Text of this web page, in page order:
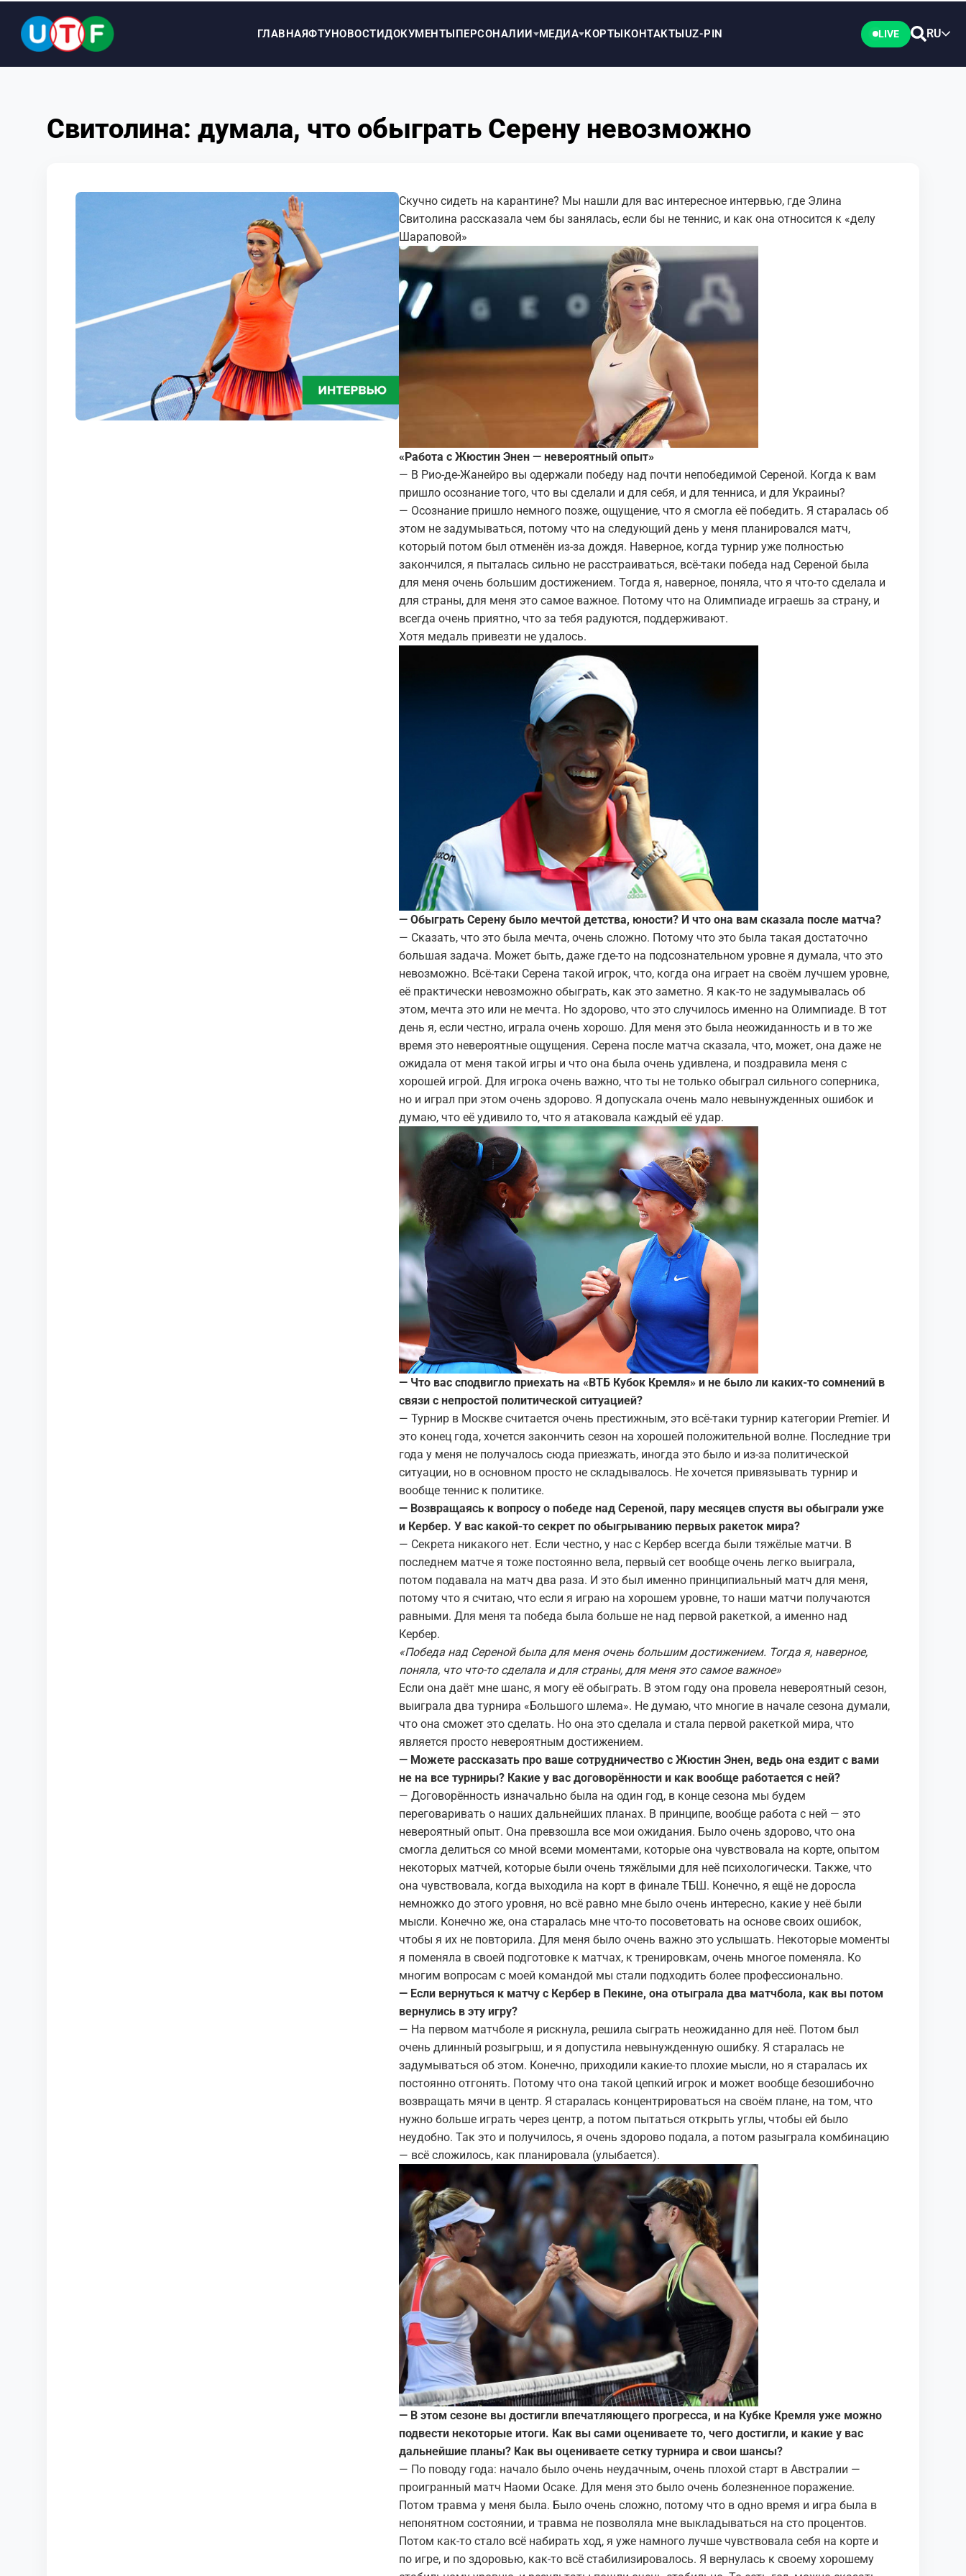
ГЛАВНАЯФТУНОВОСТИДОКУМЕНТЫПЕРСОНАЛИИ МЕДИА КОРТЫКОНТАКТЫUZ-PIN LIVE RU
НОВОСТИ
КОНТАКТЫ
Свитолина: думала, что обыграть Серену невозможно
Скучно сидеть на карантине? Мы нашли для вас интересное интервью, где Элина
Свитолина рассказала чем бы занялась, если бы не теннис, и как она относится к «делу
Шараповой»
«Работа с Жюстин Энен — невероятный опыт»
— В Рио-де-Жанейро вы одержали победу над почти непобедимой Сереной. Когда к вам
пришло осознание того, что вы сделали и для себя, и для тенниса, и для Украины?
— Осознание пришло немного позже, ощущение, что я смогла её победить. Я старалась об
этом не задумываться, потому что на следующий день у меня планировался матч,
который потом был отменён из-за дождя. Наверное, когда турнир уже полностью
закончился, я пыталась сильно не расстраиваться, всё-таки победа над Сереной была
для меня очень большим достижением. Тогда я, наверное, поняла, что я что-то сделала и
для страны, для меня это самое важное. Потому что на Олимпиаде играешь за страну, и
всегда очень приятно, что за тебя радуются, поддерживают.
Хотя медаль привезти не удалось.
— Обыграть Серену было мечтой детства, юности? И что она вам сказала после матча?
— Сказать, что это была мечта, очень сложно. Потому что это была такая достаточно
большая задача. Может быть, даже где-то на подсознательном уровне я думала, что это
невозможно. Всё-таки Серена такой игрок, что, когда она играет на своём лучшем уровне,
её практически невозможно обыграть, как это заметно. Я как-то не задумывалась об
этом, мечта это или не мечта. Но здорово, что это случилось именно на Олимпиаде. В тот
день я, если честно, играла очень хорошо. Для меня это была неожиданность и в то же
время это невероятные ощущения. Серена после матча сказала, что, может, она даже не
ожидала от меня такой игры и что она была очень удивлена, и поздравила меня с
хорошей игрой. Для игрока очень важно, что ты не только обыграл сильного соперника,
но и играл при этом очень здорово. Я допускала очень мало невынужденных ошибок и
думаю, что её удивило то, что я атаковала каждый её удар.
— Что вас сподвигло приехать на «ВТБ Кубок Кремля» и не было ли каких-то сомнений в
связи с непростой политической ситуацией?
— Турнир в Москве считается очень престижным, это всё-таки турнир категории Premier. И
это конец года, хочется закончить сезон на хорошей положительной волне. Последние три
года у меня не получалось сюда приезжать, иногда это было и из-за политической
ситуации, но в основном просто не складывалось. Не хочется привязывать турнир и
вообще теннис к политике.
— Возвращаясь к вопросу о победе над Сереной, пару месяцев спустя вы обыграли уже
и Кербер. У вас какой-то секрет по обыгрыванию первых ракеток мира?
— Секрета никакого нет. Если честно, у нас с Кербер всегда были тяжёлые матчи. В
последнем матче я тоже постоянно вела, первый сет вообще очень легко выиграла,
потом подавала на матч два раза. И это был именно принципиальный матч для меня,
потому что я считаю, что если я играю на хорошем уровне, то наши матчи получаются
равными. Для меня та победа была больше не над первой ракеткой, а именно над
Кербер.
«Победа над Сереной была для меня очень большим достижением. Тогда я, наверное,
поняла, что что-то сделала и для страны, для меня это самое важное»
Если она даёт мне шанс, я могу её обыграть. В этом году она провела невероятный сезон,
выиграла два турнира «Большого шлема». Не думаю, что многие в начале сезона думали,
что она сможет это сделать. Но она это сделала и стала первой ракеткой мира, что
является просто невероятным достижением.
— Можете рассказать про ваше сотрудничество с Жюстин Энен, ведь она ездит с вами
не на все турниры? Какие у вас договорённости и как вообще работается с ней?
— Договорённость изначально была на один год, в конце сезона мы будем
переговаривать о наших дальнейших планах. В принципе, вообще работа с ней — это
невероятный опыт. Она превзошла все мои ожидания. Было очень здорово, что она
смогла делиться со мной всеми моментами, которые она чувствовала на корте, опытом
некоторых матчей, которые были очень тяжёлыми для неё психологически. Также, что
она чувствовала, когда выходила на корт в финале ТБШ. Конечно, я ещё не доросла
немножко до этого уровня, но всё равно мне было очень интересно, какие у неё были
мысли. Конечно же, она старалась мне что-то посоветовать на основе своих ошибок,
чтобы я их не повторила. Для меня было очень важно это услышать. Некоторые моменты
я поменяла в своей подготовке к матчах, к тренировкам, очень многое поменяла. Ко
многим вопросам с моей командой мы стали подходить более профессионально.
— Если вернуться к матчу с Кербер в Пекине, она отыграла два матчбола, как вы потом
вернулись в эту игру?
— На первом матчболе я рискнула, решила сыграть неожиданно для неё. Потом был
очень длинный розыгрыш, и я допустила невынужденную ошибку. Я старалась не
задумываться об этом. Конечно, приходили какие-то плохие мысли, но я старалась их
постоянно отгонять. Потому что она такой цепкий игрок и может вообще безошибочно
возвращать мячи в центр. Я старалась концентрироваться на своём плане, на том, что
нужно больше играть через центр, а потом пытаться открыть углы, чтобы ей было
неудобно. Так это и получилось, я очень здорово подала, а потом разыграла комбинацию
— всё сложилось, как планировала (улыбается).
— В этом сезоне вы достигли впечатляющего прогресса, и на Кубке Кремля уже можно
подвести некоторые итоги. Как вы сами оцениваете то, чего достигли, и какие у вас
дальнейшие планы? Как вы оцениваете сетку турнира и свои шансы?
— По поводу года: начало было очень неудачным, очень плохой старт в Австралии —
проигранный матч Наоми Осаке. Для меня это было очень болезненное поражение.
Потом травма у меня была. Было очень сложно, потому что в одно время и игра была в
непонятном состоянии, и травма не позволяла мне выкладываться на сто процентов.
Потом как-то стало всё набирать ход, я уже намного лучше чувствовала себя на корте и
по игре, и по здоровью, как-то всё стабилизировалось. Я вернулась к своему хорошему